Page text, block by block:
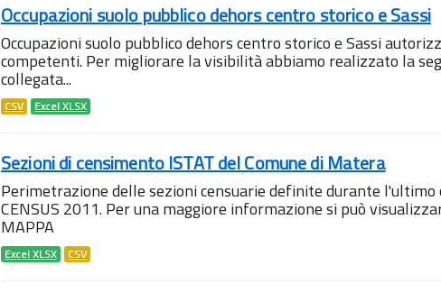
Occupazioni suolo pubblico dehors centro storico e Sassi
Occupazioni suolo pubblico dehors centro storico e Sassi
competenti. Per migliorare la visibilità abbiamo realizzato la
collegata...
CSV Excel XLSX
Sezioni di censimento ISTAT del Comune di Matera
Perimetrazione delle sezioni censuarie definite durante l'ultimo
CENSUS 2011. Per una maggiore informazione si può
MAPPA
Excel XLSX CSV